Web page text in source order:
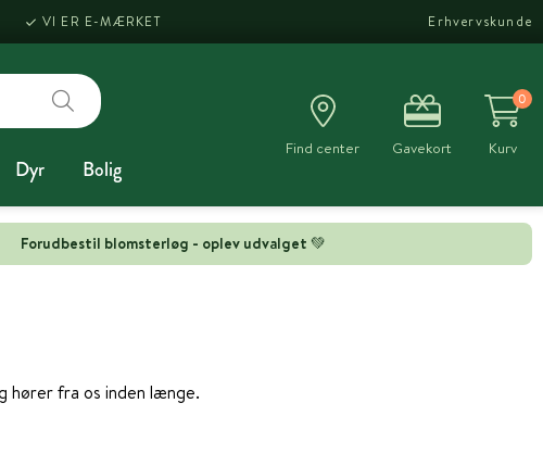
Forudbestil blomsterløg - oplev udvalget 💚
VI ER E-MÆRKET Erhvervskunde
Dyr Bolig
Find center Gavekort
0
Kurv
hører fra os inden længe.